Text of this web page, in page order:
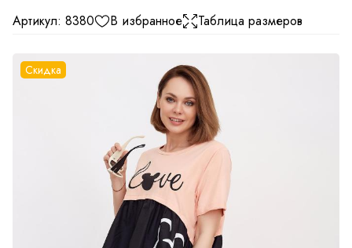
Артикул: 8380 В избранное Таблица размеров
Скидка